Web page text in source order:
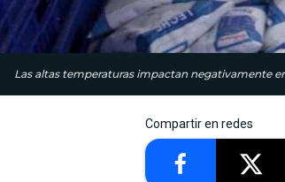
Las altas temperaturas impactan negativamente
Compartir en redes